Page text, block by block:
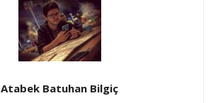
Atabek Batuhan Bilgiç